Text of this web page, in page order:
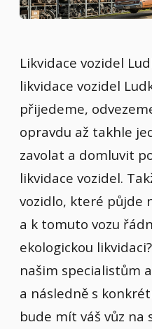
Likvidace vozidel
likvidace vozidel
přijedeme,
opravdu až takhle
zavolat a domluvit
likvidace vozidel.
vozidlo, které půjde
a k tomuto vozu
ekologickou
našim specialistům
a následně s
bude mít váš vůz